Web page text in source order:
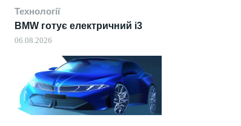
Технології
BMW готує електричний i3
06.08.2026